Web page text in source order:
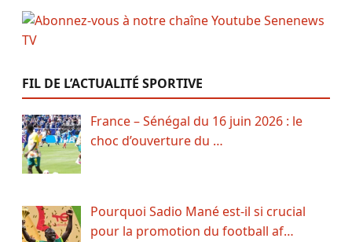
FIL DE L’ACTUALITÉ SPORTIVE
France – Sénégal du 16 juin 2026 : le
choc d’ouverture du …
Pourquoi Sadio Mané est-il si crucial
pour la promotion du football af…